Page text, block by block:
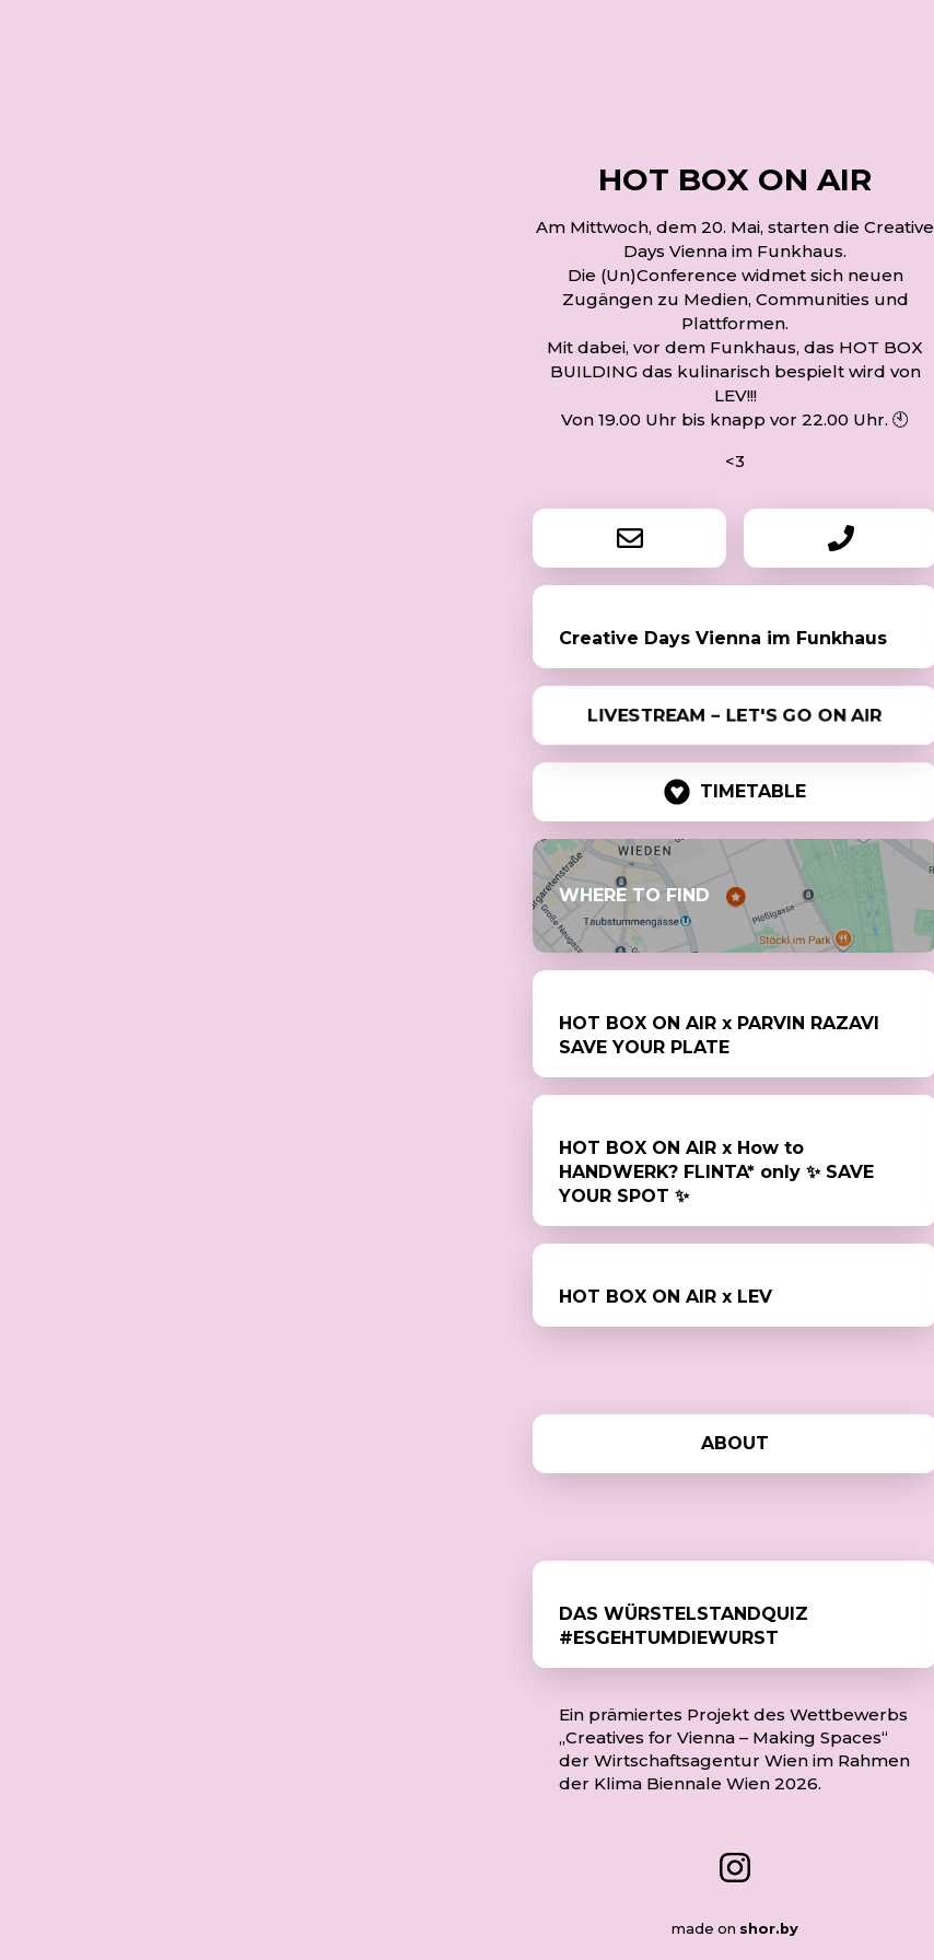
HOT BOX ON AIR
Am Mittwoch, dem 20. Mai, starten die Creative
Days Vienna im Funkhaus.
Die (Un)Conference widmet sich neuen
Zugängen zu Medien, Communities und
Plattformen.
Mit dabei, vor dem Funkhaus, das HOT BOX
BUILDING das kulinarisch bespielt wird von
LEV!!!
Von 19.00 Uhr bis knapp vor 22.00 Uhr. 🕙
<3
Creative Days Vienna im Funkhaus
LIVESTREAM – LET'S GO ON AIR
TIMETABLE
WHERE TO FIND
HOT BOX ON AIR x PARVIN RAZAVI
SAVE YOUR PLATE
HOT BOX ON AIR x How to
HANDWERK? FLINTA* only ✨ SAVE
YOUR SPOT ✨
HOT BOX ON AIR x LEV
ABOUT
DAS WÜRSTELSTANDQUIZ
#ESGEHTUMDIEWURST
Ein prämiertes Projekt des Wettbewerbs
„Creatives for Vienna – Making Spaces“
der Wirtschaftsagentur Wien im Rahmen
der Klima Biennale Wien 2026.
made on shor